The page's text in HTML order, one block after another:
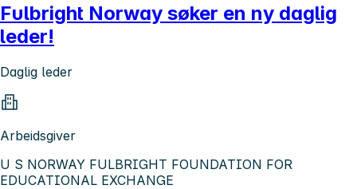
Fulbright Norway søker en ny daglig
leder!
Daglig leder
Arbeidsgiver
U S NORWAY FULBRIGHT FOUNDATION FOR
EDUCATIONAL EXCHANGE